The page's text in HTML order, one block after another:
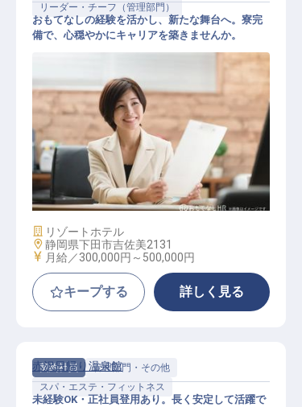
リーダー・チーフ（管理部門）
副支配人候補
おもてなしの経験を活かし、新たな舞台へ。寮完
備で、心穏やかにキャリアを築きませんか。
施設業態
リゾートホテル
勤務地
静岡県下田市吉佐美2131
給与
月給／300,000円～ 500,000円
キープする 詳しく見る
契約社員
管理部門・その他
スパ・エステ・フィットネス
赤沢日帰り温泉館
未経験OK・正社員登用あり。長く安定して活躍で